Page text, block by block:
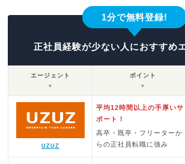
1分で無料登録!
正社員経験が少ない人におすすめ
エージェント
▼
ポイント
▼
UZUZ
平均12時間以上の手厚いサ
ポート！
高卒・既卒・フリーターか
らの正社員転職に強み